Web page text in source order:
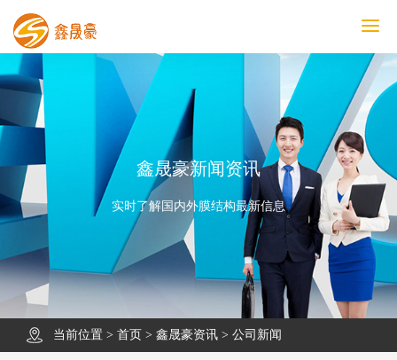
鑫晟豪首页
产品中心
工程案例
膜结构车棚
污水池反吊膜加盖
鑫晟豪资讯
关于鑫晟豪
联系鑫晟豪
鑫晟豪新闻资讯
实时了解国内外膜结构最新信息
当前位置 > 首页 > 鑫晟豪资讯 > 公司新闻